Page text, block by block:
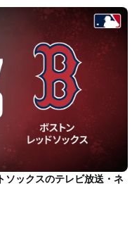
ソックスのテレビ放送・ネ